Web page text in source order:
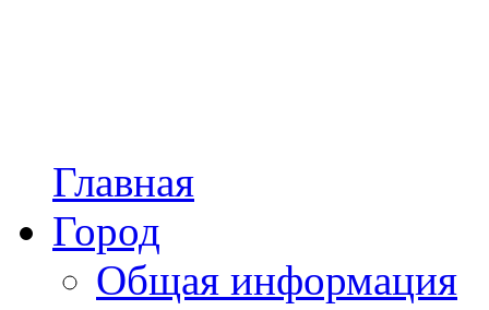
Главная
Город
Общая информация